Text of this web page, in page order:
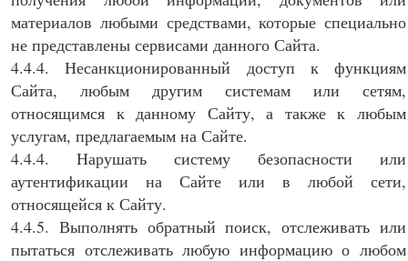
материалов любыми средствами, которые специально
не представлены сервисами данного Сайта.
4.4.4. Несанкционированный доступ к функциям
Сайта, любым другим системам или сетям,
относящимся к данному Сайту, а также к любым
услугам, предлагаемым на Сайте.
4.4.4. Нарушать систему безопасности или
аутентификации на Сайте или в любой сети,
относящейся к Сайту.
4.4.5. Выполнять обратный поиск, отслеживать или
пытаться отслеживать любую информацию о любом